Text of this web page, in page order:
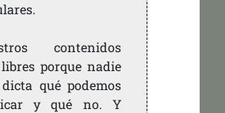
contenidos
porque nadie
qué podemos
y qué no. Y